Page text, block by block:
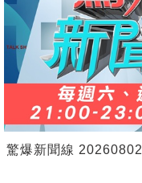
驚爆新聞線 20260802